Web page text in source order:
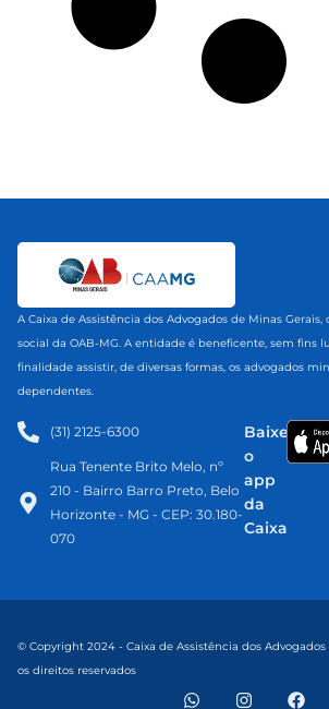
A Caixa de Assistência dos Advogados de Minas Gerais,
social da OAB-MG. A entidade é beneficente, sem fins
finalidade assistir, de diversas formas, os advogados
dependentes.
(31) 2125-6300​
Rua Tenente Brito Melo, nº
210 - Bairro Barro Preto, Belo
Horizonte - MG - CEP: 30.180-
070
Baixe
o
app
da
Caixa
© Copyright 2024 - Caixa de Assistência dos Advogados
os direitos reservados